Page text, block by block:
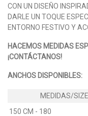
CON UN DISEÑO
DARLE UN TOQUE
ENTORNO FESTIVO Y
HACEMOS MEDIDAS
¡CONTÁCTANOS!
ANCHOS DISPONIBLES:
150 CM - 180